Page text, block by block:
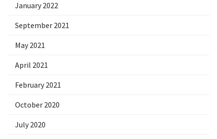
January 2022
September 2021
May 2021
April 2021
February 2021
October 2020
July 2020